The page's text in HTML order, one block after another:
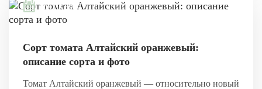
29.10.2021
Сорт томата Алтайский оранжевый:
описание сорта и фото
Томат Алтайский оранжевый — относительно новый